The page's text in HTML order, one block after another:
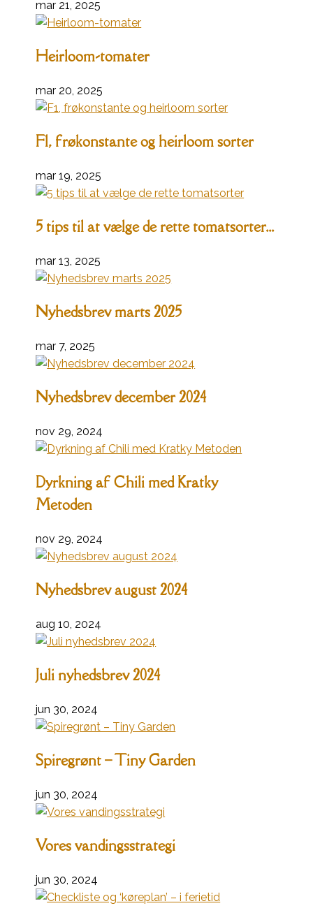
mar 21, 2025
Heirloom-tomater
mar 20, 2025
F1, frøkonstante og heirloom sorter
mar 19, 2025
5 tips til at vælge de rette tomatsorter...
mar 13, 2025
Nyhedsbrev marts 2025
mar 7, 2025
Nyhedsbrev december 2024
nov 29, 2024
Dyrkning af Chili med Kratky
Metoden
nov 29, 2024
Nyhedsbrev august 2024
aug 10, 2024
Juli nyhedsbrev 2024
jun 30, 2024
Spiregrønt – Tiny Garden
jun 30, 2024
Vores vandingsstrategi
jun 30, 2024